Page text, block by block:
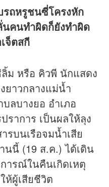
ถหรูชนซี่โครงหัก
คนทำผิดก็ยังทำผิด
จ็ตสกี
ม หรือ คิวพี นักแสดง
ยาวกลางแม่น้ำ
ลบางยอ อำเภอ
ราการ เป็นผลให้ลุง
บนเรือจมน้ำเสีย
นนี้ (19 ส.ค.) ได้เดิน
ารณ์ในคืนเกิดเหตุ
ห้ผู้เสียชีวิต